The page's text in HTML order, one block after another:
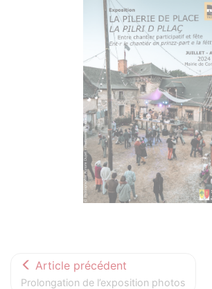
Article précédent
Prolongation de l’exposition photos